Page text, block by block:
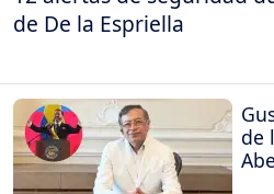
de De la Espriella
de